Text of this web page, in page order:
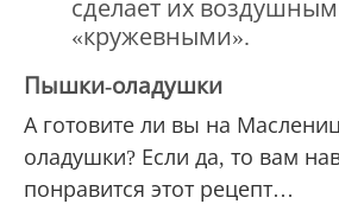
сделает их
«кружевными».
Пышки-оладушки
А готовите ли вы на
оладушки? Если да, то вам
понравится этот рецепт…